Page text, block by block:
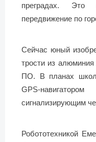
преградах. Это
передвижение по
Сейчас юный
трости из
ПО. В планах
GPS-
сигнализирующим
Робототехникой